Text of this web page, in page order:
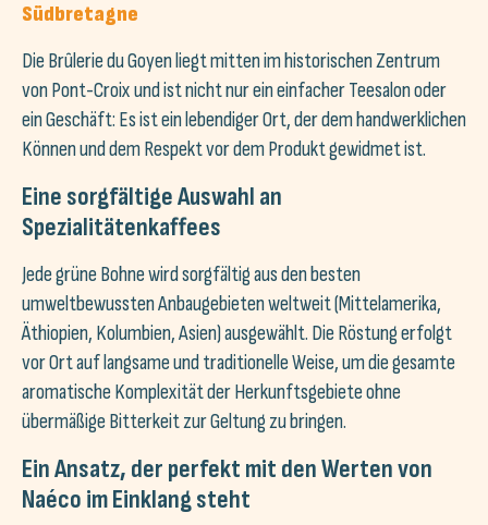
Südbretagne
Die Brûlerie du Goyen liegt mitten im historischen Zentrum
von Pont-Croix und ist nicht nur ein einfacher Teesalon oder
ein Geschäft: Es ist ein lebendiger Ort, der dem handwerklichen
Können und dem Respekt vor dem Produkt gewidmet ist.
Eine sorgfältige Auswahl an
Spezialitätenkaffees
Jede grüne Bohne wird sorgfältig aus den besten
umweltbewussten Anbaugebieten weltweit (Mittelamerika,
Äthiopien, Kolumbien, Asien) ausgewählt. Die Röstung erfolgt
vor Ort auf langsame und traditionelle Weise, um die gesamte
aromatische Komplexität der Herkunftsgebiete ohne
übermäßige Bitterkeit zur Geltung zu bringen.
Ein Ansatz, der perfekt mit den Werten von
Naéco im Einklang steht